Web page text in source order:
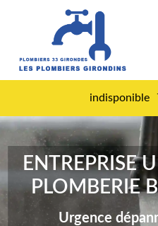
indisponible
ENTREPRISE
PLOMBERIE
Urgence